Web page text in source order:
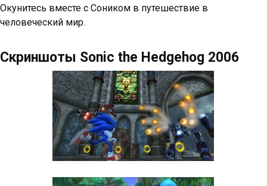
Окунитесь вместе с Соником в путешествие в
человеческий мир.
Скриншоты Sonic the Hedgehog 2006